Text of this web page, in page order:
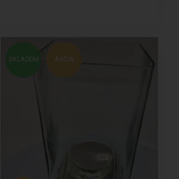
AKCIA
SKLADOM